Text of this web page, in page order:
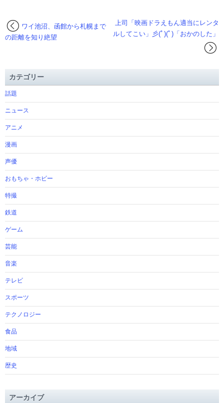
上司「映画ドラえもん適当にレンタ
ルしてこい」彡(ﾟ)(ﾟ)「おかのした」
ワイ池沼、函館から札幌まで
の距離を知り絶望
カテゴリー
話題
ニュース
アニメ
漫画
声優
おもちゃ・ホビー
特撮
鉄道
ゲーム
芸能
音楽
テレビ
スポーツ
テクノロジー
食品
地域
歴史
アーカイブ